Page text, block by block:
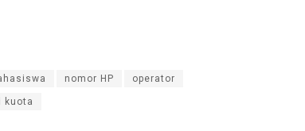
nomor HP operator
kuota